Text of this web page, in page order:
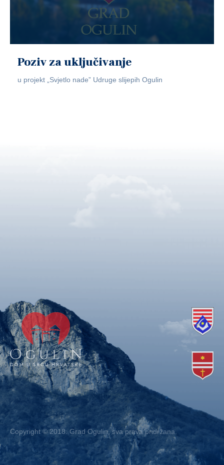
Poziv za uključivanje
u projekt „Svjetlo nade” Udruge slijepih Ogulin
Copyright © 2018. Grad Ogulin, sva prava pridržana.
Design byEA93